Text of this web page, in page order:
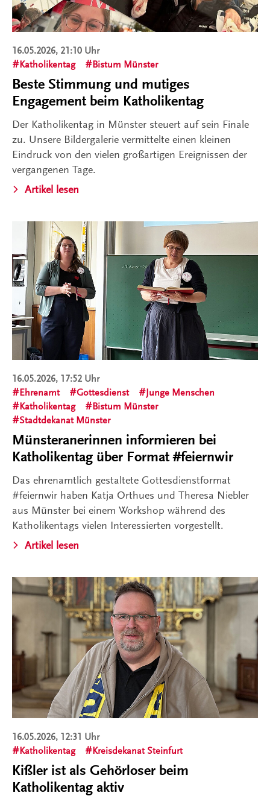
16.05.2026, 21:10 Uhr
Katholikentag
Bistum Münster
Beste Stimmung und mutiges
Engagement beim Katholikentag
Der Katholikentag in Münster steuert auf sein Finale
zu. Unsere Bildergalerie vermittelte einen kleinen
Eindruck von den vielen großartigen Ereignissen der
vergangenen Tage.
Artikel lesen
16.05.2026, 17:52 Uhr
Ehrenamt
Gottesdienst
Junge Menschen
Katholikentag
Bistum Münster
Stadtdekanat Münster
Münsteranerinnen informieren bei
Katholikentag über Format #feiernwir
Das ehrenamtlich gestaltete Gottesdienstformat
#feiernwir haben Katja Orthues und Theresa Niebler
aus Münster bei einem Workshop während des
Katholikentags vielen Interessierten vorgestellt.
Artikel lesen
16.05.2026, 12:31 Uhr
Katholikentag
Kreisdekanat Steinfurt
Kißler ist als Gehörloser beim
Katholikentag aktiv